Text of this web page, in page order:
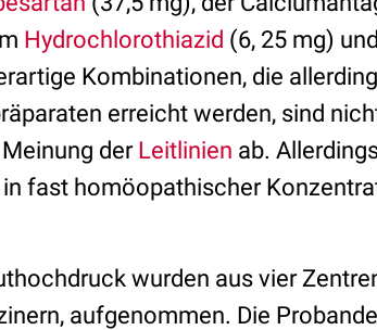
Hydrochlorothiazid (6, 25 mg)
Kombinationen, die
erreicht werden, sind
derLeitlinien ab.
fast homöopathischer
wurden aus vier
aufgenommen. Die